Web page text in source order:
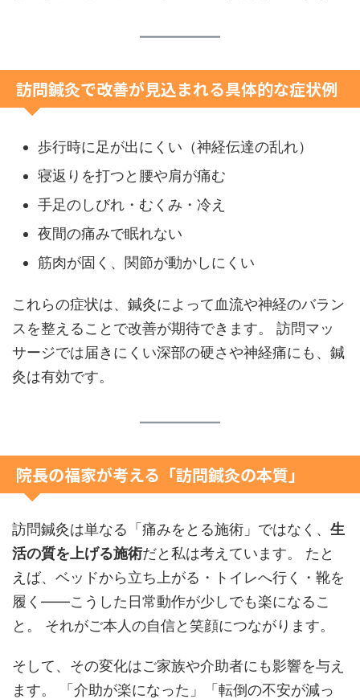
訪問鍼灸で改善が見込まれる具体的な症状例
歩行時に足が出にくい（神経伝達の乱れ）
寝返りを打つと腰や肩が痛む
手足のしびれ・むくみ・冷え
夜間の痛みで眠れない
筋肉が固く、関節が動かしにくい
これらの症状は、鍼灸によって血流や神経のバラン
スを整えることで改善が期待できます。 訪問マッ
サージでは届きにくい深部の硬さや神経痛にも、鍼
灸は有効です。
院長の福家が考える「訪問鍼灸の本質」
訪問鍼灸は単なる「痛みをとる施術」ではなく、 生
活の質を上げる施術だと私は考えています。 たと
えば、ベッドから立ち上がる・トイレへ行く・靴を
履く――こうした日常動作が少しでも楽になるこ
と。 それがご本人の自信と笑顔につながります。
そして、その変化はご家族や介助者にも影響を与え
ます。 「介助が楽になった」「転倒の不安が減っ